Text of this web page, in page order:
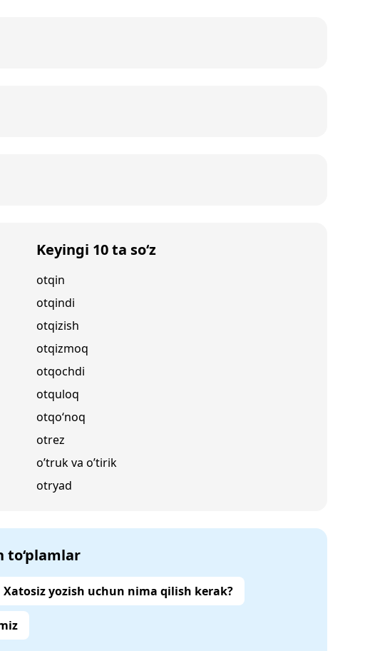
Keyingi 10 ta so‘z
otqin
otqindi
otqizish
otqizmoq
otqochdi
otquloq
otqo‘noq
otrez
o’truk va o’tirik
otryad
to‘plamlar
Xatosiz yozish uchun nima qilish kerak?